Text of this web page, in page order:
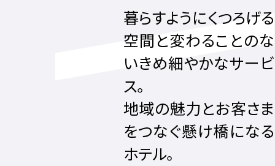
暮らすようにくつろげる
空間と変わることのな
いきめ細やかなサービ
ス。
地域の魅力とお客さま
をつなぐ懸け橋になる
ホテル。